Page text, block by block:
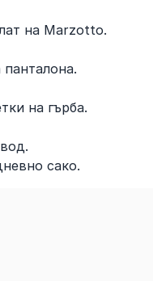
на Marzotto.
на гърба.
сако.